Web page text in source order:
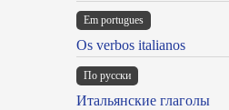
Em portugues
Os verbos italianos
По русски
Итальянские глаголы